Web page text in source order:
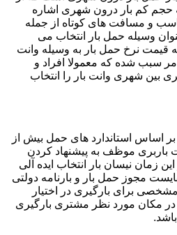
حجم کم بار درون شهری اشاره
و مسافت های کوتاه از جمله
وسیله حمل بار انتخاب می
قیمت نرخ حمل بار به وسیله وانت
سبب شده که معمولا افراد و
بین شهری وانت بار را انتخاب
اساس استاندارد های حمل بیش از
موظف به پیشنهاد کردن
زمان نیسان بار انتخاب ایده آلی
مجوز حمل بار و بارنامه دولتی
برای بارگیری در اختیار
در مکان مورد نظر مشتری بارگیری